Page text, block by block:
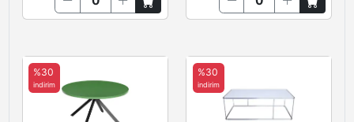
%30
indirim
%30
indirim